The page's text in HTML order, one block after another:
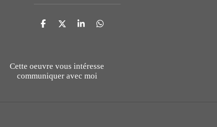
P
g
e
P
g
e
P
a
g
e
P
g
Cette oeuvre vous intéresse
communiquer avec moi